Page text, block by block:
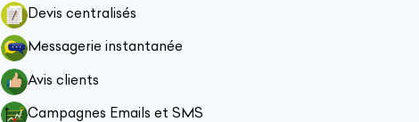
Devis centralisés
Messagerie instantanée
Avis clients
Campagnes Emails et SMS